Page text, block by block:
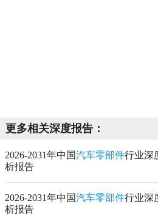
更多相关深度报告：
2026-2031年中国汽车零部件行业深
析报告
2026-2031年中国汽车零部件行业深
析报告